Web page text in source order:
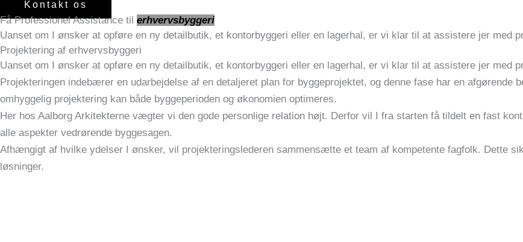
Kontakt os
Få Professionel Assistance til erhvervsbyggeri
Uanset om I ønsker at opføre en ny detailbutik, et kontorbyggeri eller en lagerhal, er vi klar til at assistere jer med
Projektering af erhvervsbyggeri
Uanset om I ønsker at opføre en ny detailbutik, et kontorbyggeri eller en lagerhal, er vi klar til at assistere jer med
Projekteringen indebærer en udarbejdelse af en detaljeret plan for byggeprojektet, og denne fase har en afgørende
omhyggelig projektering kan både byggeperioden og økonomien optimeres.
Her hos Aalborg Arkitekterne vægter vi den gode personlige relation højt. Derfor vil I fra starten få tildelt en fast
alle aspekter vedrørende byggesagen.
Afhængigt af hvilke ydelser I ønsker, vil projekteringslederen sammensætte et team af kompetente fagfolk. Dette
løsninger.